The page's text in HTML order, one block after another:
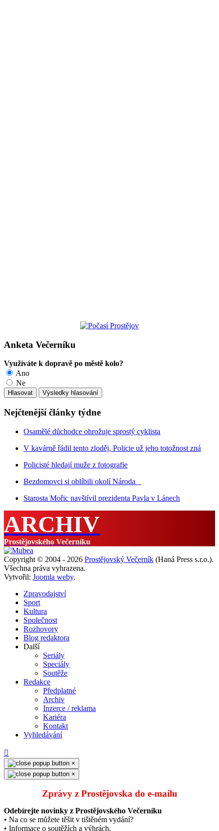
Anketa Večerníku
Využíváte k dopravě po městě kolo?
Ano
Ne
Nejčtenější články týdne
Osamělé důchodce ohrožuje sprostý cyklista
V kavárně řádil tento zloděj, Policie už jeho totožnost zná
Policisté hledají muže z fotografie
Bezdomovci si oblíbili okolí Národa
Starosta Mořic navštívil prezidenta Pavla v Lánech
ARCHIV
Prostějovského Večerníku
Copyright © 2004 - 2026 Prostějovský Večerník (Haná Press s.r.o.).
Všechna práva vyhrazena.
Vytvořil: Joomla weby.
Zpravodajství
Sport
Kultura
Společnost
Rozhovory
Blog redaktora
Další
Seriály
Speciály
Soutěže
Redakce
Předplatné
Archiv
Inzerce / reklama
Kariéra
Kontakt
Vyhledávání
×
×
Zprávy z Prostějovska do e‑mailu
Odebírejte novinky z Prostějovského Večerníku
• Na co se můžete těšit v tištěném vydání?
• Informace o soutěžích a výhrách.